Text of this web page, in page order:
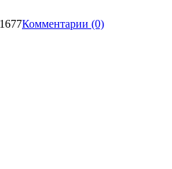
Комментарии (0)